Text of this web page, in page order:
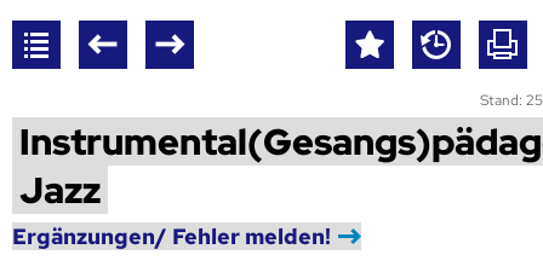
Stand:
Jazz
Ergänzungen/ Fehler melden!